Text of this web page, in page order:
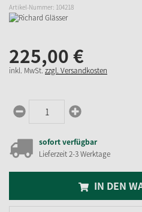
Artikel-Nummer: 104218
225,00€
inkl. MwSt.zzgl. Versandkosten
sofort verfügbar
Lieferzeit 2-3 Werktage
IN DEN